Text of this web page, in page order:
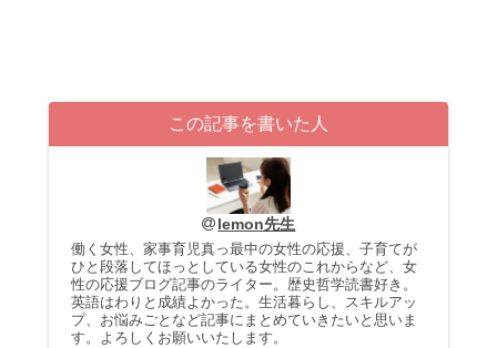
この記事を書いた人
lemon先生
働く女性、家事育児真っ最中の女性の応援、子育てが
ひと段落してほっとしている女性のこれからなど、女
性の応援ブログ記事のライター。歴史哲学読書好き。
英語はわりと成績よかった。生活暮らし、スキルアッ
プ、お悩みごとなど記事にまとめていきたいと思いま
す。よろしくお願いいたします。